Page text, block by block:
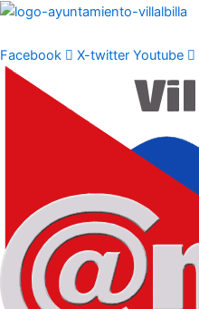
Ir
contenido
Facebook X-twitter Youtube